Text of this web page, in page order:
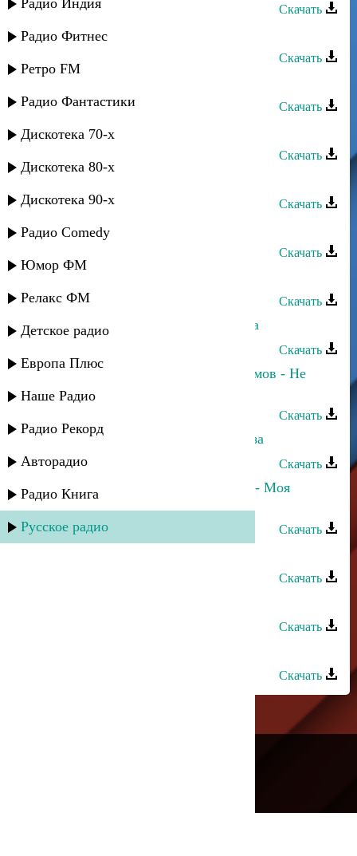
Радио Индия
Радио Фитнес
Ретро FM
Радио Фантастики
Дискотека 70-х
Дискотека 80-х
Дискотека 90-х
Радио Comedy
Юмор ФМ
Релакс ФМ
Детское радио
Европа Плюс
Наше Радио
Радио Рекорд
Авторадио
Радио Книга
Русское радио
Скачать
Ренат Джамилов - Одна на свете
Скачать
Ренат Идрисов - Где ты
Скачать
Ренат - Зун туна
Скачать
Скачать
Ренат и группа "Звезда" - Эльнара
Скачать
Ренат - Твои глаза
Скачать
Ренат Юсупов - Сын своего народа
Скачать
Марина Мустафаева и Ренат Каримов - Не
могу без тебя
Скачать
Малыш и Ренат - Открой свои глаза
Скачать
Ренат Джамилов и Султан Трамов - Моя
любовь
Скачать
Скачать
Скачать
Скачать